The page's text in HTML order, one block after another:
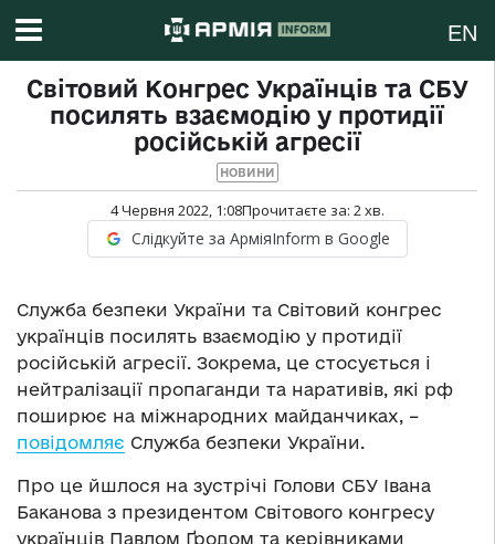
EN
Світовий Конгрес Українців та СБУ
посилять взаємодію у протидії
російській агресії
НОВИНИ
4 Червня 2022, 1:08Прочитаєте за: 2хв.
Слідкуйте за АрміяInform в Google
Служба безпеки України та Світовий конгрес
українців посилять взаємодію у протидії
російській агресії. Зокрема, це стосується і
нейтралізації пропаганди та наративів, які рф
поширює на міжнародних майданчиках, –
повідомляє Служба безпеки України.
Про це йшлося на зустрічі Голови СБУ Івана
Баканова з президентом Світового конгресу
українців Павлом Ґродом та керівниками